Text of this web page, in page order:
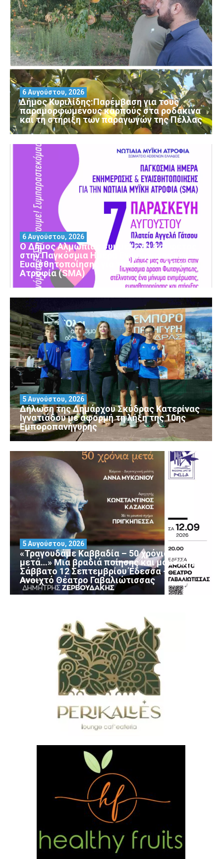
Δήμος Κυριλίδης:Παρέμβαση για τους
παραμορφωμένους καρπούς στα ροδάκινα
και τη στήριξη των παραγωγών της Πέλλας
6 Αυγούστου, 2026
Ο Δήμος Αλμωπίας συμμετέχει και φέτος
στην Παγκόσμια Ημέρα Ενημέρωσης και
Ευαισθητοποίησης για τη Νωτιαία Μυϊκή
Ατροφία (SMA)
6 Αυγούστου, 2026
Δήλωση της Δημάρχου Σκύδρας Κατερίνας
Ιγνατιάδου με αφορμή τη λήξη της 10ης
Εμποροπανήγυρης
5 Αυγούστου, 2026
«Τραγουδάμε Καββαδία – 50 χρόνια
μετά…» Μια βραδιά ποίησης και μουσικής
Σάββατο 12 Σεπτεμβρίου Έδεσσα –
Ανοιχτό Θέατρο Γαβαλιώτισσας
5 Αυγούστου, 2026